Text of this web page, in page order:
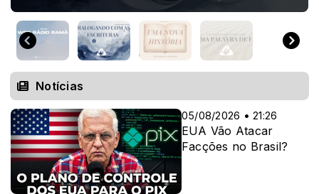
Notícias
05/08/2026 • 21:26
EUA Vão Atacar
Facções no Brasil?